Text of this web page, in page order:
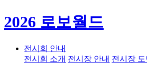
2026 로보월드
전시회 안내
전시회 소개 전시장 안내 전시장 도